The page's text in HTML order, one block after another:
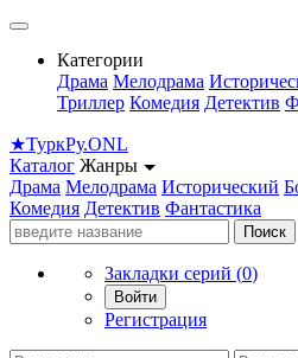
Категории
Драма Мелодрама
Триллер Комедия Детектив
★ТуркРу.ONL
Каталог Жанры
Драма Мелодрама Исторический
Комедия Детектив Фантастика
Поиск
Закладки серий (0)
Войти
Регистрация